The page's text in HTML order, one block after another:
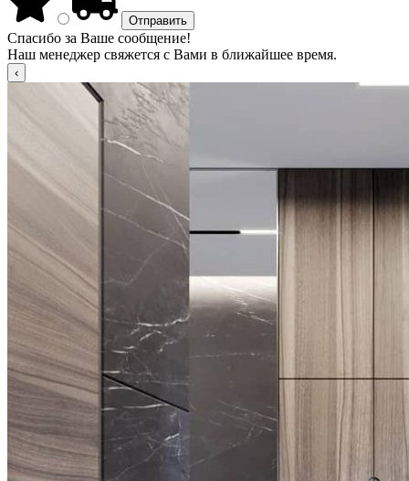
Спасибо за Ваше сообщение!
Наш менеджер свяжется с Вами в ближайшее время.